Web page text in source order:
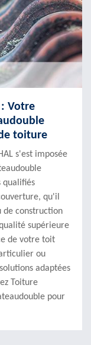
: Votre
toiture
s'est imposée
qualifiés
qu'il
de construction
supérieure
de votre toit
ou
adaptées
Toiture
pour